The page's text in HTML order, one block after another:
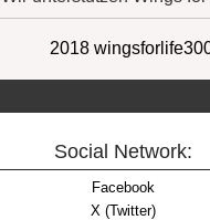
Social Network:
Facebook
X (Twitter)